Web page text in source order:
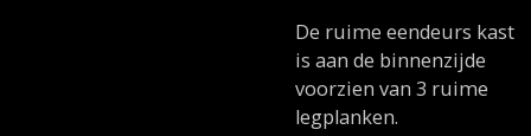
De ruime eendeurs kast
is aan de binnenzijde
voorzien van 3 ruime
legplanken.